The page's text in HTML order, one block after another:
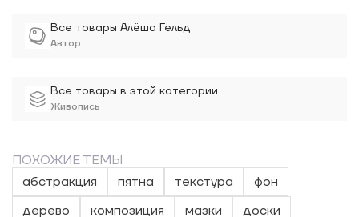
Все товары Алёша Гельд
Автор
Все товары в этой категории
Живопись
ПОХОЖИЕ ТЕМЫ
абстракция
пятна текстура
фон
дерево
композиция мазки
доски